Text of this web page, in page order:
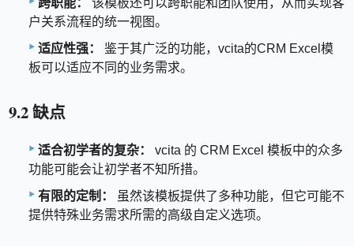
跨职能：
该模板还可以跨职能和团队使用，从而实现客
户关系流程的统一视图。
适应性强：
鉴于其广泛的功能，vcita的CRM Excel模
板可以适应不同的业务需求。
9.2 缺点
适合初学者的复杂：
vcita 的 CRM Excel 模板中的众多
功能可能会让初学者不知所措。
有限的定制：
虽然该模板提供了多种功能，但它可能不
提供特殊业务需求所需的高级自定义选项。